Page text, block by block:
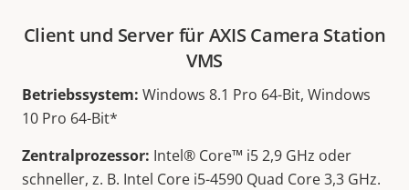
Client und Server für AXIS Camera Station
VMS
Betriebssystem: Windows 8.1 Pro 64-Bit, Windows
10 Pro 64-Bit*
Zentralprozessor: Intel® Core™ i5 2,9 GHz oder
schneller, z. B. Intel Core i5-4590 Quad Core 3,3 GHz.